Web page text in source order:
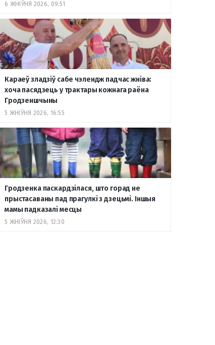
k a
m
m
6 ЖНІЎНЯ 2026, 09:51
Караеў зладзіў сабе чэлендж падчас жніва:
хоча пасядзець у трактары кожнага раёна
Гродзеншчыны
5 ЖНІЎНЯ 2026, 16:55
Гродзенка паскардзілася, што горад не
прыстасаваны пад прагулкі з дзецьмі. Іншыя
мамы падказалі месцы
5 ЖНІЎНЯ 2026, 12:30